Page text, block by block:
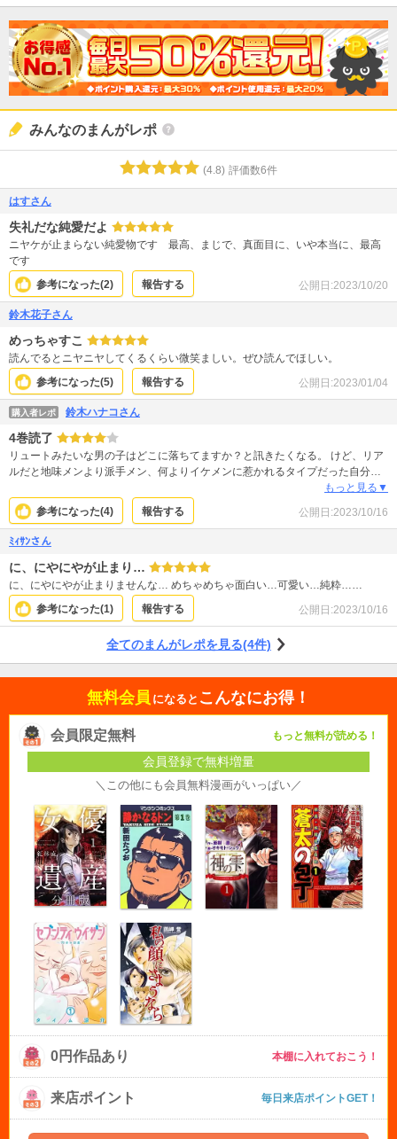
みんなのまんがレポ
(4.8) 評価数6件
はすさん
失礼だな純愛だよ
ニヤケが止まらない純愛物です 最高、まじで、真面目に、いや本当に、最高
です
参考になった(2) 報告する 公開日:2023/10/20
鈴木花子さん
めっちゃすこ
読んでるとニヤニヤしてくるくらい微笑ましい。ぜひ読んでほしい。
参考になった(5) 報告する 公開日:2023/01/04
購入者レポ 鈴木ハナコさん
4巻読了
リュートみたいな男の子はどこに落ちてますか？と訊きたくなる。 けど、リア
ルだと地味メンより派手メン、何よりイケメンに惹かれるタイプだった自分を
思い返すと、縁はなかっただろうなと。そもそも深い関係とか絆とか面倒でし
かなかったし。ふわふわ泳いでたかったんだよね〜ってちょっと後悔してる人
間には、あのときに地味メンの良さに気付いていれば、もっと素敵な青春が送
れた気がすると思わせてくれる作品です。 主人公カップルがそれぞれに一途で
もっと見る▼
参考になった(4) 報告する 公開日:2023/10/16
ﾐｨｻﾝさん
に、にやにやが止まり…
に、にやにやが止まりませんな… めちゃめちゃ面白い…可愛い…純粋……
参考になった(1) 報告する 公開日:2023/10/16
全てのまんがレポを見る(4件)
無料会員 になると こんなにお得！
会員限定無料 もっと無料が読める！
会員登録で無料増量
＼この他にも会員無料漫画がいっぱい／
0円作品あり 本棚に入れておこう！
来店ポイント 毎日来店ポイントGET！